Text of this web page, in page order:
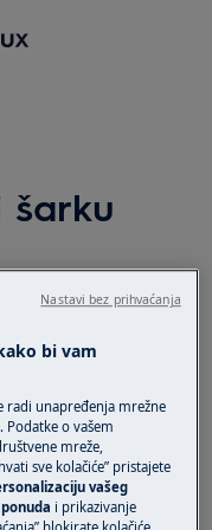
šarku
isključite
za teške
dvije osobe.
obuću.
bi vam
radi unapređenja mrežne
o vašem
mreže,
sve kolačiće” pristajete
vašeg
i prikazivanje
Nastavi bez prihvaćanja